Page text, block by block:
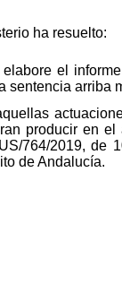
ha resuelto:
el
sentencia arriba
producir en
764/2019, de
de Andalucía.